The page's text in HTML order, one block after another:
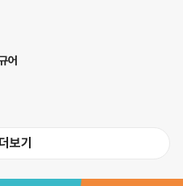
어
보기